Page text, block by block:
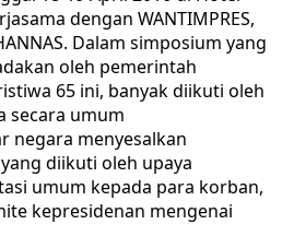
dengan WANTIMPRES,
Dalam simposium yang
oleh pemerintah
65 ini, banyak diikuti oleh
secara umum
negara menyesalkan
diikuti oleh upaya
umum kepada para korban,
kepresidenan mengenai